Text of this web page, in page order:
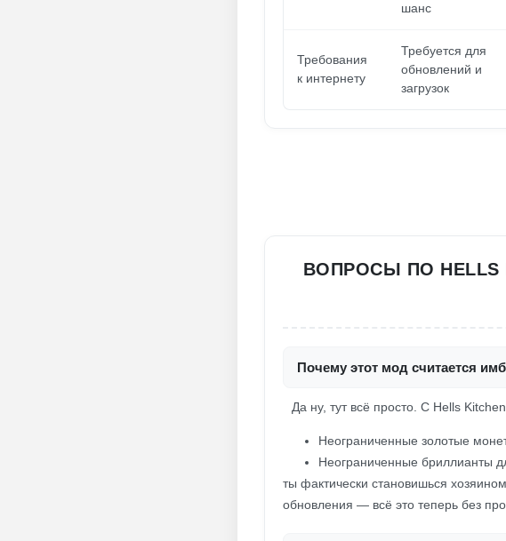
шанс
Требования
к интернету
Требуется для
обновлений и
загрузок
ВОПРОСЫ ПО HELLS
Почему этот мод считается
Да ну, тут всё просто. С Hells
Неограниченные золотые
Неограниченные бриллианты
ты фактически становишься
обновления — всё это теперь без